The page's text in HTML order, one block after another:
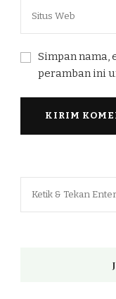
Simpan nama,
peramban ini